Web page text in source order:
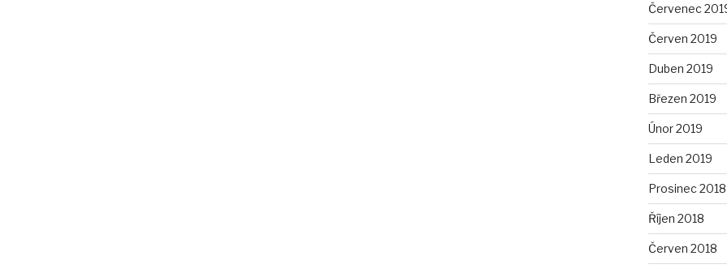
Červenec
Červen 2019
Duben 2019
Březen 2019
Únor 2019
Leden 2019
Prosinec 2018
Říjen 2018
Červen 2018